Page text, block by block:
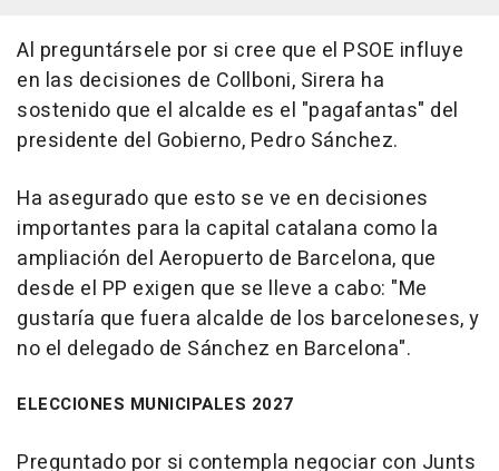
Al preguntársele por si cree que el PSOE influye
en las decisiones de Collboni, Sirera ha
sostenido que el alcalde es el "pagafantas" del
presidente del Gobierno, Pedro Sánchez.
Ha asegurado que esto se ve en decisiones
importantes para la capital catalana como la
ampliación del Aeropuerto de Barcelona, que
desde el PP exigen que se lleve a cabo: "Me
gustaría que fuera alcalde de los barceloneses, y
no el delegado de Sánchez en Barcelona".
ELECCIONES MUNICIPALES 2027
Preguntado por si contempla negociar con Junts